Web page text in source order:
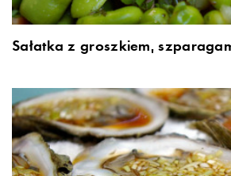
Sałatka z groszkiem,